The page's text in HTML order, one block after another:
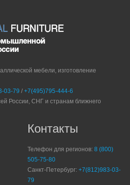
мебели, изготовление
03-79 / +7(495)795-444-6
России, СНГ и странам ближнего
Контакты
Телефон для регионов: 8 (800)
505-75-80
Санкт-Петербург: +7(812)983-03-
79